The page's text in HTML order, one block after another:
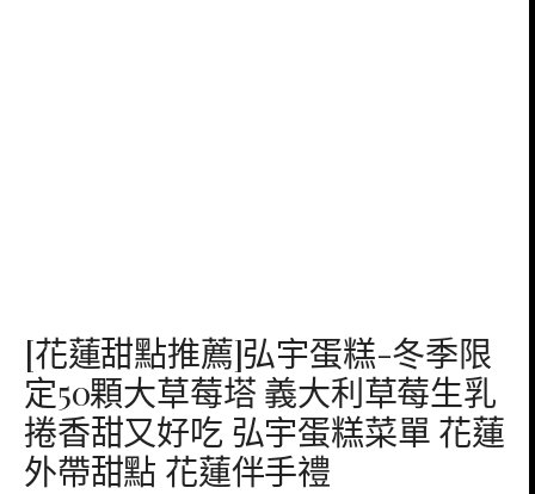
[花蓮甜點推薦]弘宇蛋糕-冬季限
定50顆大草莓塔 義大利草莓生乳
捲香甜又好吃 弘宇蛋糕菜單 花蓮
外帶甜點 花蓮伴手禮